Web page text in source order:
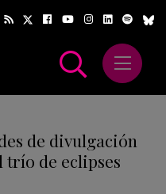
Abrir
de divulgación
trío de eclipses